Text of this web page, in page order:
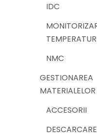
IDC
NMC
GESTIONAREA
MATERIALELOR
ACCESORII